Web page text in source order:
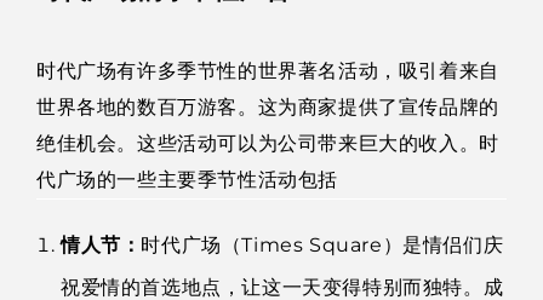
时代广场有许多季节性的世界著名活动，吸引着来自
世界各地的数百万游客。这为商家提供了宣传品牌的
绝佳机会。这些活动可以为公司带来巨大的收入。时
代广场的一些主要季节性活动包括
情人节： 时代广场（Times Square）是情侣们庆
祝爱情的首选地点，让这一天变得特别而独特。成